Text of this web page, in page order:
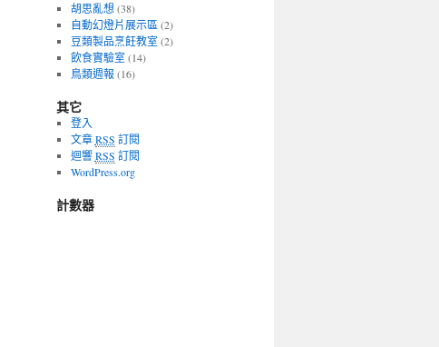
胡思亂想 (38)
自動幻燈片展示區 (2)
豆類製品烹飪教室(2)
飲食實驗室(14)
鳥類週報 (16)
其它
登入
文章RSS 訂閱
迴響RSS 訂閱
WordPress.org
計數器